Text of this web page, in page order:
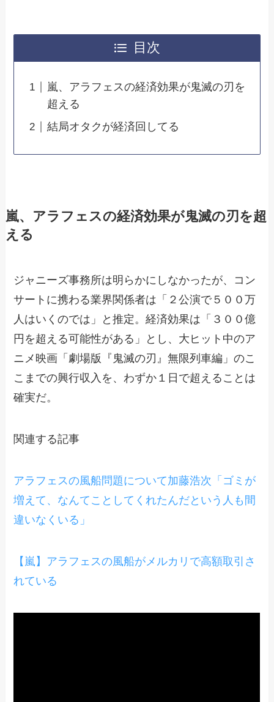
目次
嵐、アラフェスの経済効果が鬼滅の刃を
超える
結局オタクが経済回してる
嵐、アラフェスの経済効果が鬼滅の刃を超
える
ジャニーズ事務所は明らかにしなかったが、コン
サートに携わる業界関係者は「２公演で５００万
人はいくのでは」と推定。経済効果は「３００億
円を超える可能性がある」とし、大ヒット中のア
ニメ映画「劇場版『鬼滅の刃』無限列車編」のこ
こまでの興行収入を、わずか１日で超えることは
確実だ。
関連する記事
アラフェスの風船問題について加藤浩次「ゴミが
増えて、なんてことしてくれたんだという人も間
違いなくいる」
【嵐】アラフェスの風船がメルカリで高額取引さ
れている